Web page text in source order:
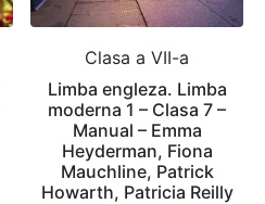
Clasa a VII-a
Limba engleza. Limba
moderna 1 – Clasa 7 –
Manual – Emma
Heyderman, Fiona
Mauchline, Patrick
Howarth, Patricia Reilly